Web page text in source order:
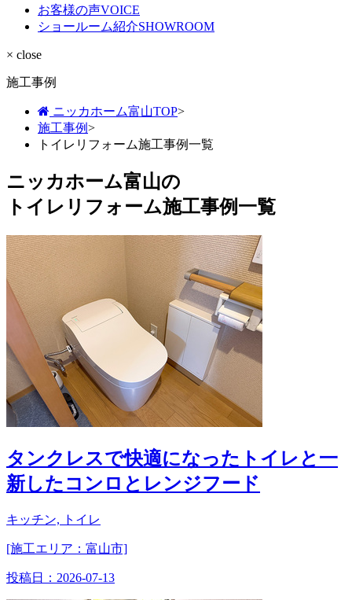
お客様の声VOICE
ショールーム紹介SHOWROOM
× close
施工事例
ニッカホーム富山TOP>
施工事例>
トイレリフォーム施工事例一覧
ニッカホーム富山の
トイレリフォーム施工事例一覧
タンクレスで快適になったトイレと一
新したコンロとレンジフード
キッチン, トイレ
[施工エリア：富山市]
投稿日： 2026-07-13